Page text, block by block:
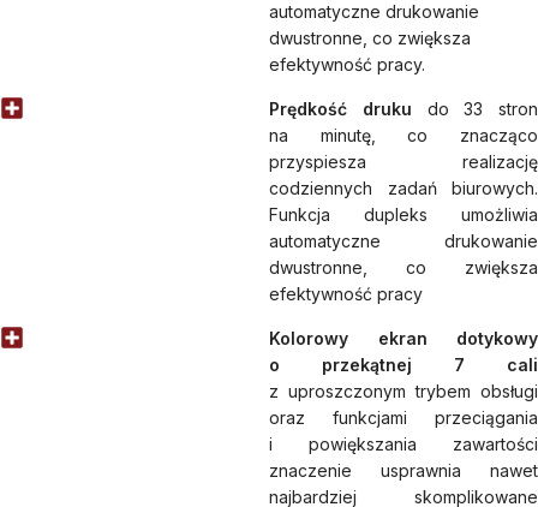
automatyczne drukowanie
dwustronne, co zwiększa
efektywność pracy.
Prędkość druku do 33 stron
na minutę, co znacząco
przyspiesza realizację
codziennych zadań biurowych.
Funkcja dupleks umożliwia
automatyczne drukowanie
dwustronne, co zwiększa
efektywność pracy
Kolorowy ekran dotykowy
o przekątnej 7 cali
z uproszczonym trybem obsługi
oraz funkcjami przeciągania
i powiększania zawartości
znaczenie usprawnia nawet
najbardziej skomplikowane